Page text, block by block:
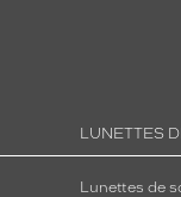
LUNETTES
Lunettes de